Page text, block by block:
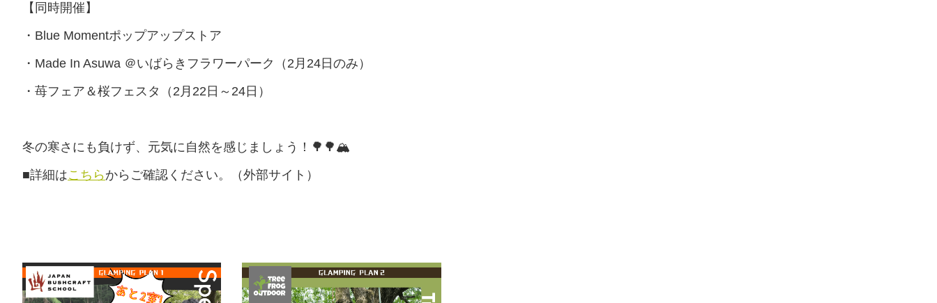
【同時開催】
・Blue Momentポップアップストア
・Made In Asuwa ＠いばらきフラワーパーク（2月24日のみ）
・苺フェア＆桜フェスタ（2月22日～24日）
冬の寒さにも負けず、元気に自然を感じましょう！🌳🌳🏔
■詳細はこちらからご確認ください。（外部サイト）